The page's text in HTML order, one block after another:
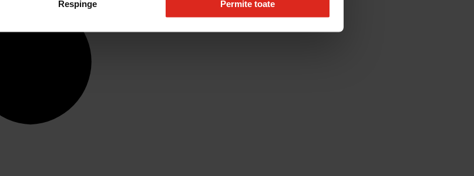
Respinge Permite toate